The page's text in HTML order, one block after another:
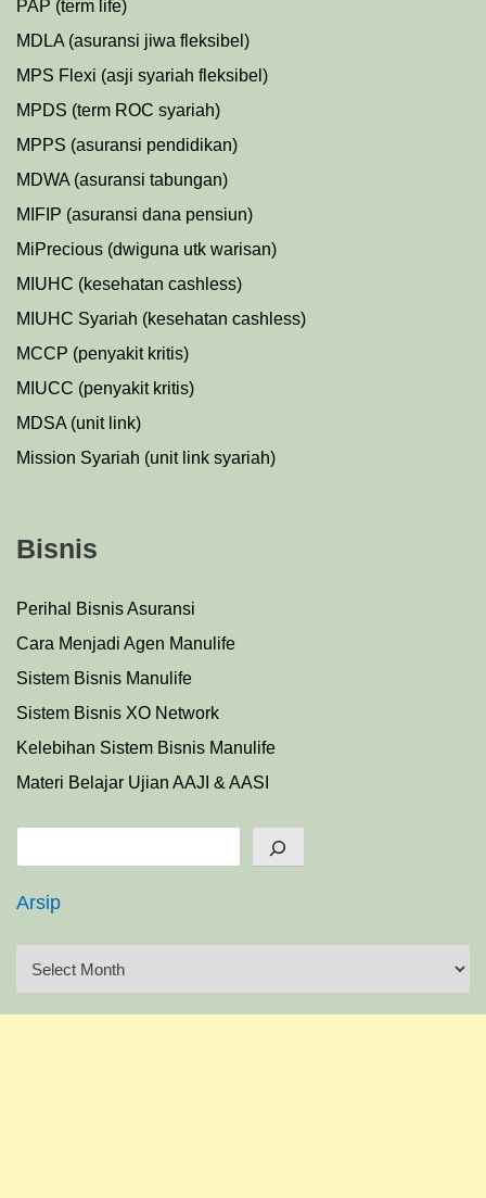
PAP (term life)
MDLA (asuransi jiwa fleksibel)
MPS Flexi (asji syariah fleksibel)
MPDS (term ROC syariah)
MPPS (asuransi pendidikan)
MDWA (asuransi tabungan)
MIFIP (asuransi dana pensiun)
MiPrecious (dwiguna utk warisan)
MIUHC (kesehatan cashless)
MIUHC Syariah (kesehatan cashless)
MCCP (penyakit kritis)
MIUCC (penyakit kritis)
MDSA (unit link)
Mission Syariah (unit link syariah)
Bisnis
Perihal Bisnis Asuransi
Cara Menjadi Agen Manulife
Sistem Bisnis Manulife
Sistem Bisnis XO Network
Kelebihan Sistem Bisnis Manulife
Materi Belajar Ujian AAJI & AASI
Arsip